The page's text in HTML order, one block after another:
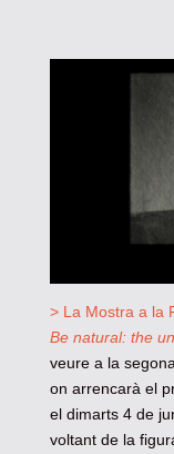
> La Mostra a la
Be natural: the
veure a la
on arrencarà el
el dimarts 4 de
voltant de la